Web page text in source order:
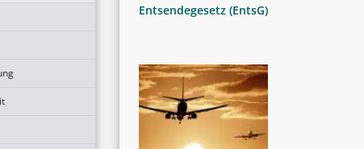
Entsendegesetz (EntsG)